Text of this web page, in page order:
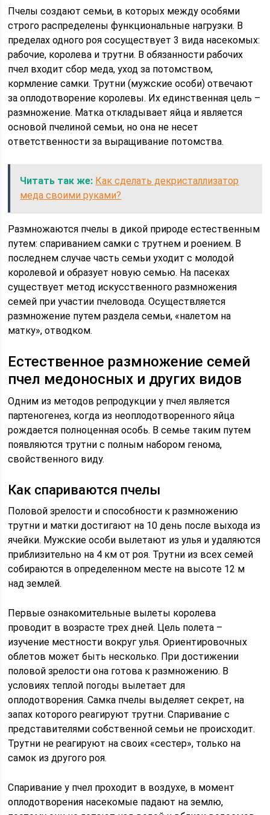
Пчелы создают семьи, в которых между особями
строго распределены функциональные нагрузки. В
пределах одного роя сосуществует 3 вида насекомых:
рабочие, королева и трутни. В обязанности рабочих
пчел входит сбор меда, уход за потомством,
кормление самки. Трутни (мужские особи) отвечают
за оплодотворение королевы. Их единственная цель –
размножение. Матка откладывает яйца и является
основой пчелиной семьи, но она не несет
ответственности за выращивание потомства.
Читать так же: Как сделать декристаллизатор
меда своими руками?
Размножаются пчелы в дикой природе естественным
путем: спариванием самки с трутнем и роением. В
последнем случае часть семьи уходит с молодой
королевой и образует новую семью. На пасеках
существует метод искусственного размножения
семей при участии пчеловода. Осуществляется
размножение путем раздела семьи, «налетом на
матку», отводком.
Естественное размножение семей
пчел медоносных и других видов
Одним из методов репродукции у пчел является
партеногенез, когда из неоплодотворенного яйца
рождается полноценная особь. В семье таким путем
появляются трутни с полным набором генома,
свойственного виду.
Как спариваются пчелы
Половой зрелости и способности к размножению
трутни и матки достигают на 10 день после выхода из
ячейки. Мужские особи вылетают из улья и удаляются
приблизительно на 4 км от роя. Трутни из всех семей
собираются в определенном месте на высоте 12 м
над землей.
Первые ознакомительные вылеты королева
проводит в возрасте трех дней. Цель полета –
изучение местности вокруг улья. Ориентировочных
облетов может быть несколько. При достижении
половой зрелости она готова к размножению. В
условиях теплой погоды вылетает для
оплодотворения. Самка пчелы выделяет секрет, на
запах которого реагируют трутни. Спаривание с
представителями собственной семьи не происходит.
Трутни не реагируют на своих «сестер», только на
самок из другого роя.
Спаривание у пчел проходит в воздухе, в момент
оплодотворения насекомые падают на землю,